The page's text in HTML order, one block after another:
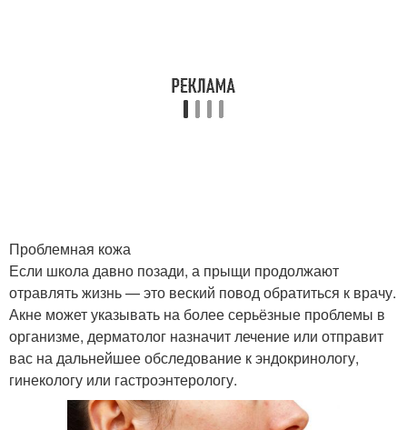
Проблемная кожа
Если школа давно позади, а прыщи продолжают
отравлять жизнь — это веский повод обратиться к врачу.
Акне может указывать на более серьёзные проблемы в
организме, дерматолог назначит лечение или отправит
вас на дальнейшее обследование к эндокринологу,
гинекологу или гастроэнтерологу.